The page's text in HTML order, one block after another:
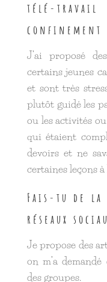
télé-
confinement
J’ai proposé
certains jeunes
et sont très
plutôt guidé les
ou les activités
qui étaient
devoirs et ne
certaines leçons
Fais-tu de la
réseaux
Je propose des
on m’a
des groupes.